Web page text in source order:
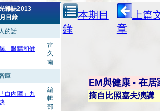
雜誌2013
目錄
的話
、眼睛和健
雷
久
南
庫
白內障」九
編
輯
部
本期目
錄
上篇
章
EM與健康 - 在
摘自比照嘉夫演講